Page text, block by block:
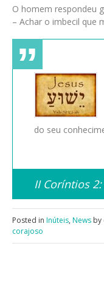
O homem respondeu
– Achar o imbecil que
do seu
II Coríntios
Posted in Inúteis, News by
corajoso